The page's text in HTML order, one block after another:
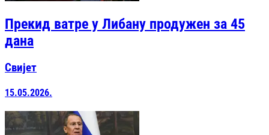
Прекид ватре у Либану продужен за 45
дана
Свијет
15.05.2026.